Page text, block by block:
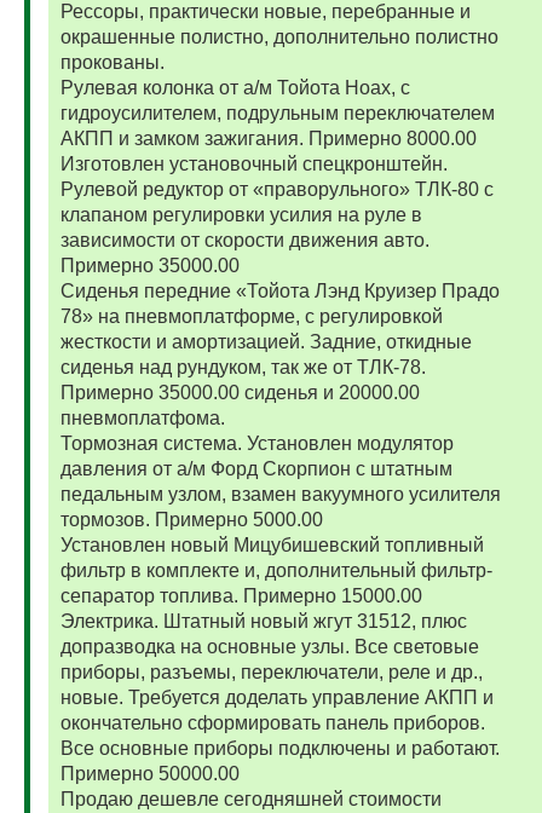
Рессоры, практически новые, перебранные и
окрашенные полистно, дополнительно полистно
прокованы.
Рулевая колонка от а/м Тойота Ноах, с
гидроусилителем, подрульным переключателем
АКПП и замком зажигания. Примерно 8000.00
Изготовлен установочный спецкронштейн.
Рулевой редуктор от «праворульного» ТЛК-80 с
клапаном регулировки усилия на руле в
зависимости от скорости движения авто.
Примерно 35000.00
Сиденья передние «Тойота Лэнд Круизер Прадо
78» на пневмоплатформе, с регулировкой
жесткости и амортизацией. Задние, откидные
сиденья над рундуком, так же от ТЛК-78.
Примерно 35000.00 сиденья и 20000.00
пневмоплатфома.
Тормозная система. Установлен модулятор
давления от а/м Форд Скорпион с штатным
педальным узлом, взамен вакуумного усилителя
тормозов. Примерно 5000.00
Установлен новый Мицубишевский топливный
фильтр в комплекте и, дополнительный фильтр-
сепаратор топлива. Примерно 15000.00
Электрика. Штатный новый жгут 31512, плюс
допразводка на основные узлы. Все световые
приборы, разъемы, переключатели, реле и др.,
новые. Требуется доделать управление АКПП и
окончательно сформировать панель приборов.
Все основные приборы подключены и работают.
Примерно 50000.00
Продаю дешевле сегодняшней стоимости